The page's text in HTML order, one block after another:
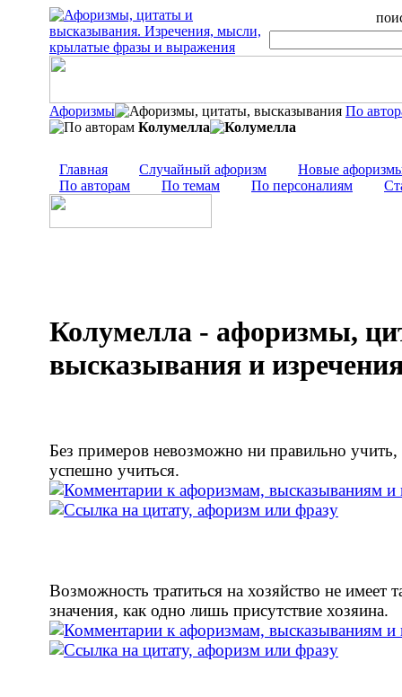
Афоризмы
По
Колумелла
Главная Случайный афоризм
Новые
По авторам
По темам По персоналиям
Колумелла - афоризмы,
высказывания и
Без примеров невозможно ни правильно учить,
успешно учиться.
Возможность тратиться на хозяйство не имеет
значения, как одно лишь присутствие хозяина.